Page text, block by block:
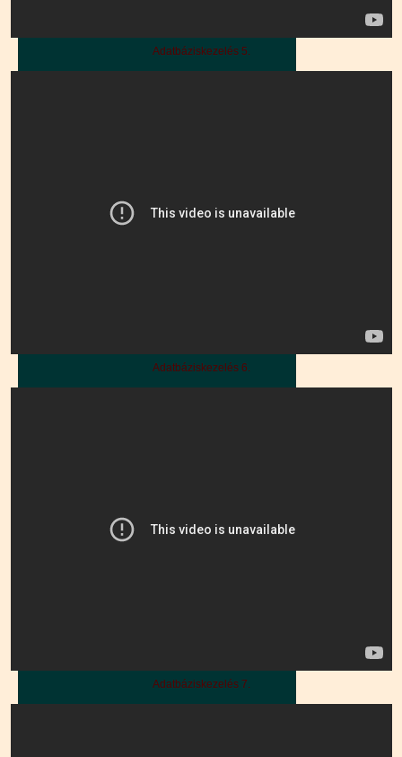
Adatbáziskezelés 5.
Adatbáziskezelés 6.
Adatbáziskezelés 7.